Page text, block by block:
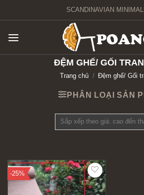
đến
dung
SCANDINAVIAN
ĐỆM GHẾ/ GỐI
Trang chủ / Đệm ghế/ Gối
PHÂN LOẠI SẢN
-25%